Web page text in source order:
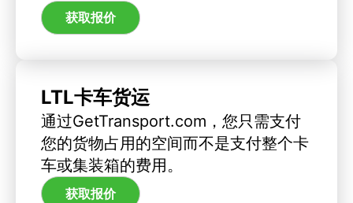
获取报价
LTL卡车货运
通过GetTransport.com，您只需支付
您的货物占用的空间而不是支付整个卡
车或集装箱的费用。
获取报价